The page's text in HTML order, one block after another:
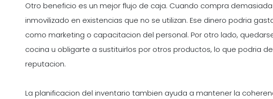
Otro beneficio es un mejor flujo de caja. Cuando compra
inmovilizado en existencias que no se utilizan. Ese dinero podria
como marketing o capacitacion del personal. Por otro lado,
cocina u obligarte a sustituirlos por otros productos, lo que podria
reputacion.
La planificacion del inventario tambien ayuda a mantener la